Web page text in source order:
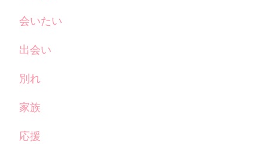
会いたい
出会い
別れ
家族
応援